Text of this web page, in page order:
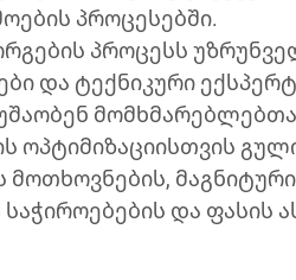
პროცესებში.
პროცესს
და ტექნიკური
ოპტიმიზაციისთვის
მოთხოვნების, მაგნიტური
და ფასის